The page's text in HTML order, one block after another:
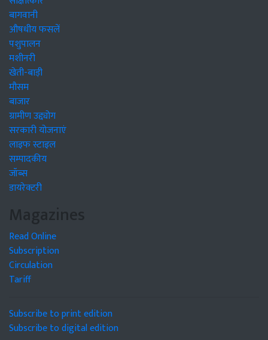
बागवानी
औषधीय फसलें
पशुपालन
मशीनरी
खेती-बाड़ी
मौसम
बाजार
ग्रामीण उद्द्योग
सरकारी योजनाएं
लाइफ स्टाइल
सम्पादकीय
जॉब्स
डायरेक्टरी
Magazines
Read Online
Subscription
Circulation
Tariff
Subscribe to print edition
Subscribe to digital edition